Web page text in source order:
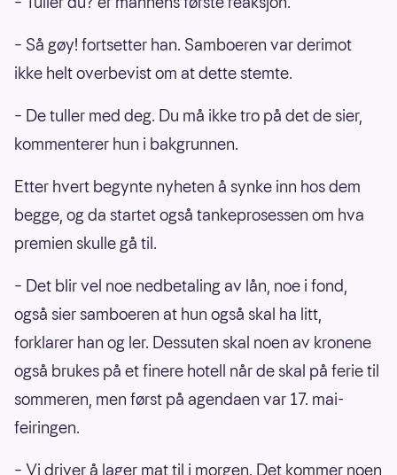
– Så gøy! fortsetter han. Samboeren var derimot
ikke helt overbevist om at dette stemte.
– De tuller med deg. Du må ikke tro på det de sier,
kommenterer hun i bakgrunnen.
Etter hvert begynte nyheten å synke inn hos dem
begge, og da startet også tankeprosessen om hva
premien skulle gå til.
– Det blir vel noe nedbetaling av lån, noe i fond,
også sier samboeren at hun også skal ha litt,
forklarer han og ler. Dessuten skal noen av kronene
også brukes på et finere hotell når de skal på ferie til
sommeren, men først på agendaen var 17. mai-
feiringen.
– Vi driver å lager mat til i morgen. Det kommer noen